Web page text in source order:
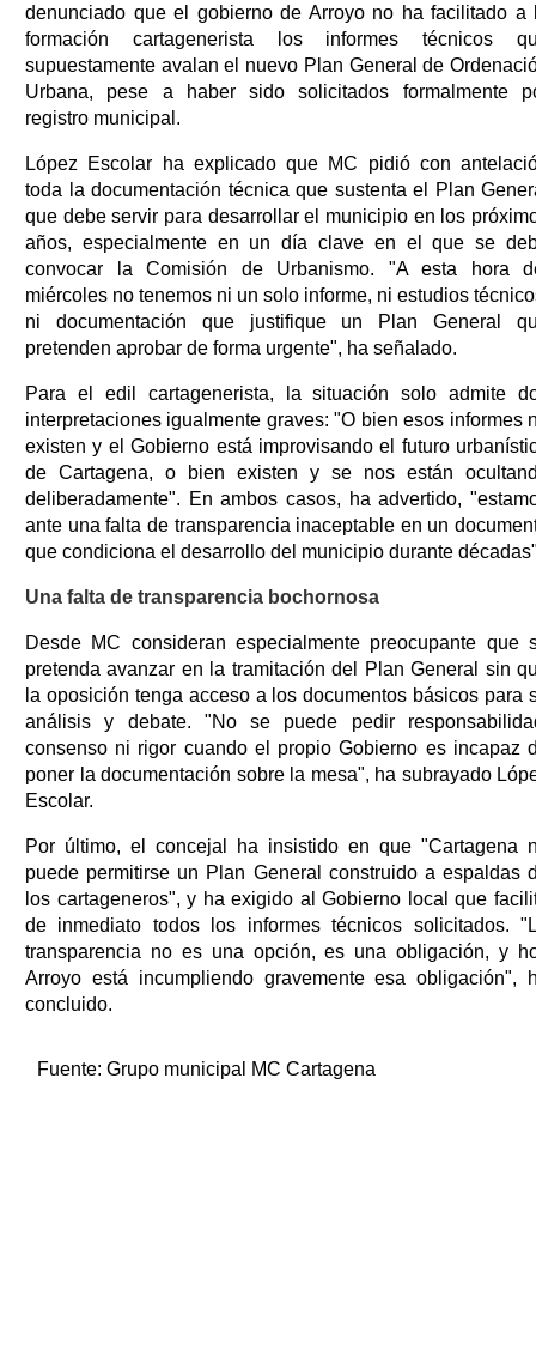
denunciado que el gobierno de Arroyo no ha facilitado a
formación cartagenerista los informes técnicos
supuestamente avalan el nuevo Plan General de
Urbana, pese a haber sido solicitados formalmente
registro municipal.
López Escolar ha explicado que MC pidió con
toda la documentación técnica que sustenta el Plan
que debe servir para desarrollar el municipio en los
años, especialmente en un día clave en el que se
convocar la Comisión de Urbanismo. "A esta hora
miércoles no tenemos ni un solo informe, ni estudios
ni documentación que justifique un Plan General
pretenden aprobar de forma urgente", ha señalado.
Para el edil cartagenerista, la situación solo admite
interpretaciones igualmente graves: "O bien esos informes
existen y el Gobierno está improvisando el futuro
de Cartagena, o bien existen y se nos están
deliberadamente". En ambos casos, ha advertido,
ante una falta de transparencia inaceptable en un
que condiciona el desarrollo del municipio durante
Una falta de transparencia bochornosa
Desde MC consideran especialmente preocupante que
pretenda avanzar en la tramitación del Plan General sin
la oposición tenga acceso a los documentos básicos para
análisis y debate. "No se puede pedir
consenso ni rigor cuando el propio Gobierno es incapaz
poner la documentación sobre la mesa", ha subrayado
Escolar.
Por último, el concejal ha insistido en que "Cartagena
puede permitirse un Plan General construido a espaldas
los cartageneros", y ha exigido al Gobierno local que
de inmediato todos los informes técnicos solicitados.
transparencia no es una opción, es una obligación, y
Arroyo está incumpliendo gravemente esa obligación",
concluido.
Fuente: Grupo municipal MC Cartagena